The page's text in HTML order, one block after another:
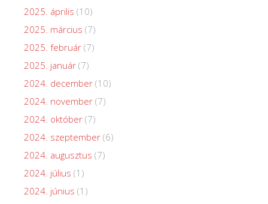
2025. április (10)
2025. március (7)
2025. február (7)
2025. január (7)
2024. december (10)
2024. november (7)
2024. október (7)
2024. szeptember (6)
2024. augusztus (7)
2024. július (1)
2024. június (1)